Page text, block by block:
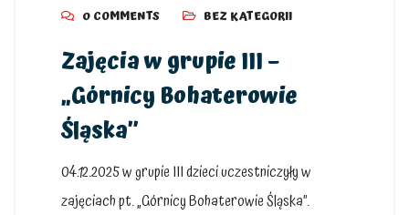
0 COMMENTS
BEZ KATEGORII
Zajęcia w grupie III –
„Górnicy Bohaterowie
Śląska”
04.12.2025 w grupie III dzieci uczestniczyły w
zajęciach pt. „Górnicy Bohaterowie Śląska”.